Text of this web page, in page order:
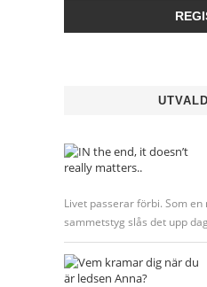
Livet passerar förbi. Som
sammetstyg slås det upp